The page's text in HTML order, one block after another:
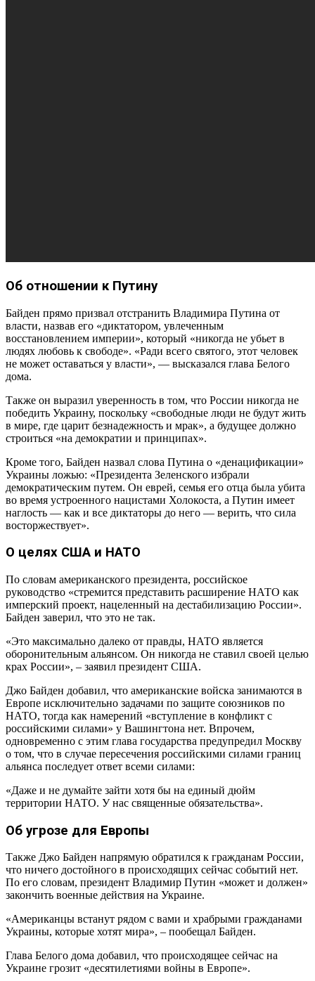
Об отношении к Путину
Байден прямо призвал отстранить Владимира Путина от
власти, назвав его «диктатором, увлеченным
восстановлением империи», который «никогда не убьет в
людях любовь к свободе». «Ради всего святого, этот человек
не может оставаться у власти», — высказался глава Белого
дома.
Также он выразил уверенность в том, что России никогда не
победить Украину, поскольку «свободные люди не будут жить
в мире, где царит безнадежность и мрак», а будущее должно
строиться «на демократии и принципах».
Кроме того, Байден назвал слова Путина о «денацификации»
Украины ложью: «Президента Зеленского избрали
демократическим путем. Он еврей, семья его отца была убита
во время устроенного нацистами Холокоста, а Путин имеет
наглость — как и все диктаторы до него — верить, что сила
восторжествует».
О целях США и НАТО
По словам американского президента, российское
руководство «стремится представить расширение НАТО как
имперский проект, нацеленный на дестабилизацию России».
Байден заверил, что это не так.
«Это максимально далеко от правды, НАТО является
оборонительным альянсом. Он никогда не ставил своей целью
крах России», – заявил президент США.
Джо Байден добавил, что американские войска занимаются в
Европе исключительно задачами по защите союзников по
НАТО, тогда как намерений «вступление в конфликт с
российскими силами» у Вашингтона нет. Впрочем,
одновременно с этим глава государства предупредил Москву
о том, что в случае пересечения российскими силами границ
альянса последует ответ всеми силами:
«Даже и не думайте зайти хотя бы на единый дюйм
территории НАТО. У нас священные обязательства».
Об угрозе для Европы
Также Джо Байден напрямую обратился к гражданам России,
что ничего достойного в происходящих сейчас событий нет.
По его словам, президент Владимир Путин «может и должен»
закончить военные действия на Украине.
«Американцы встанут рядом с вами и храбрыми гражданами
Украины, которые хотят мира», – пообещал Байден.
Глава Белого дома добавил, что происходящее сейчас на
Украине грозит «десятилетиями войны в Европе».